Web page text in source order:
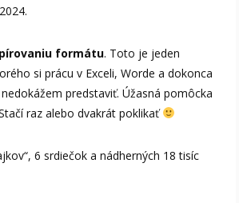
formátu. Toto je jeden
si prácu v Exceli, Worde a dokonca
predstaviť. Úžasná pomôcka
raz alebo dvakrát poklikať
6 srdiečok a nádherných 18 tisíc